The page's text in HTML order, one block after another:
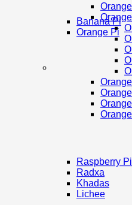
Banana Pi
Orange Pi
Raspberry Pi
Radxa
Khadas
Lichee